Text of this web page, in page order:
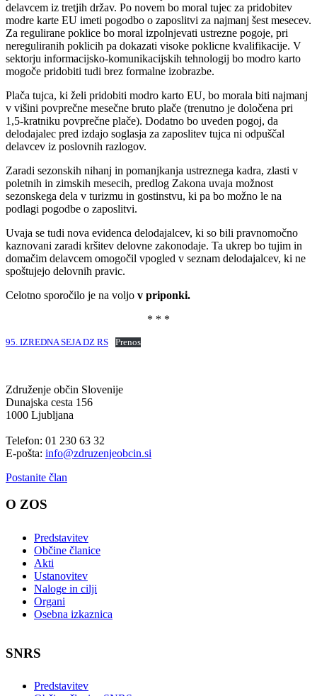
delavcem iz tretjih držav. Po novem bo moral tujec za pridobitev
modre karte EU imeti pogodbo o zaposlitvi za najmanj šest mesecev.
Za regulirane poklice bo moral izpolnjevati ustrezne pogoje, pri
nereguliranih poklicih pa dokazati visoke poklicne kvalifikacije. V
sektorju informacijsko-komunikacijskih tehnologij bo modro karto
mogoče pridobiti tudi brez formalne izobrazbe.
Plača tujca, ki želi pridobiti modro karto EU, bo morala biti najmanj
v višini povprečne mesečne bruto plače (trenutno je določena pri
1,5-kratniku povprečne plače). Dodatno bo uveden pogoj, da
delodajalec pred izdajo soglasja za zaposlitev tujca ni odpuščal
delavcev iz poslovnih razlogov.
Zaradi sezonskih nihanj in pomanjkanja ustreznega kadra, zlasti v
poletnih in zimskih mesecih, predlog Zakona uvaja možnost
sezonskega dela v turizmu in gostinstvu, ki pa bo možno le na
podlagi pogodbe o zaposlitvi.
Uvaja se tudi nova evidenca delodajalcev, ki so bili pravnomočno
kaznovani zaradi kršitev delovne zakonodaje. Ta ukrep bo tujim in
domačim delavcem omogočil vpogled v seznam delodajalcev, ki ne
spoštujejo delovnih pravic.
Celotno sporočilo je na voljo v priponki.
* * *
95. IZREDNA SEJA DZ RS Prenos
Združenje občin Slovenije
Dunajska cesta 156
1000 Ljubljana
Telefon: 01 230 63 32
E-pošta: info@zdruzenjeobcin.si
Postanite član
O ZOS
Predstavitev
Občine članice
Akti
Ustanovitev
Naloge in cilji
Organi
Osebna izkaznica
SNRS
Predstavitev